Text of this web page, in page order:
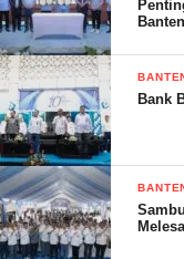
Seharusnya Pemprov
lebih berhati-hati dan
Apalagi, kata dia, PT
perusahaan-
Banten
Bank